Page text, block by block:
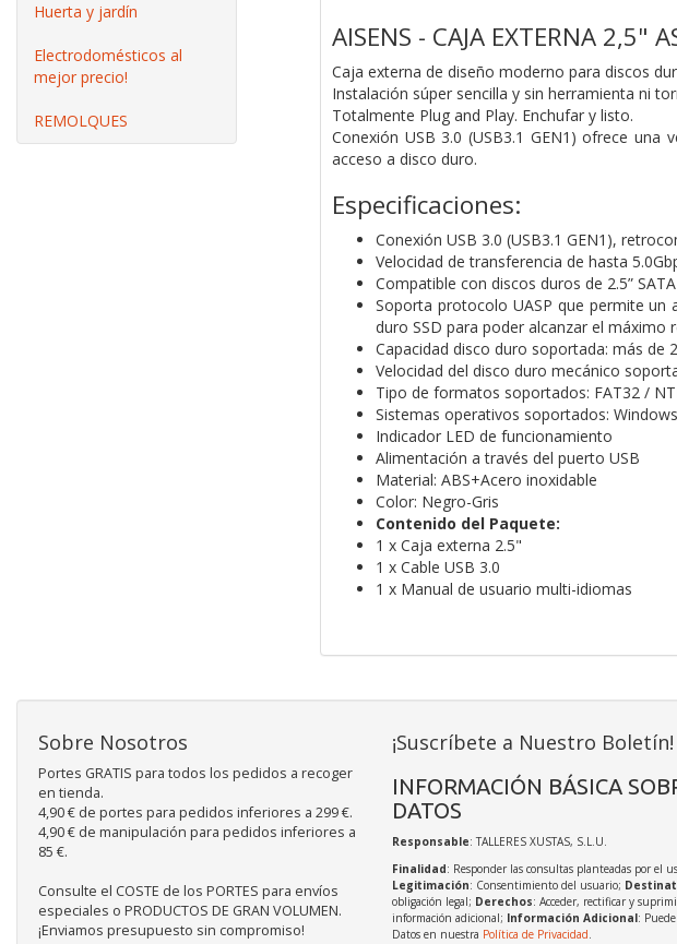
Huerta y jardín
Electrodomésticos al
mejor precio!
REMOLQUES
AISENS - CAJA EXTERNA 2,5"
Caja externa de diseño moderno para discos
Instalación súper sencilla y sin herramienta ni
Totalmente Plug and Play. Enchufar y listo.
Conexión USB 3.0 (USB3.1 GEN1) ofrece
acceso a disco duro.
Especificaciones:
Conexión USB 3.0 (USB3.1 GEN1),
Velocidad de transferencia de hasta
Compatible con discos duros de 2.5”
Soporta protocolo UASP que permite un
duro SSD para poder alcanzar el máximo
Capacidad disco duro soportada: más de
Velocidad del disco duro mecánico
Tipo de formatos soportados: FAT32 /
Sistemas operativos soportados:
Indicador LED de funcionamiento
Alimentación a través del puerto USB
Material: ABS+Acero inoxidable
Color: Negro-Gris
Contenido del Paquete:
1 x Caja externa 2.5"
1 x Cable USB 3.0
1 x Manual de usuario multi-idiomas
Sobre Nosotros
Portes GRATIS para todos los pedidos a recoger
en tienda.
4,90 € de portes para pedidos inferiores a 299 €.
4,90 € de manipulación para pedidos inferiores a
85 €.
Consulte el COSTE de los PORTES para envíos
especiales o PRODUCTOS DE GRAN VOLUMEN.
¡Enviamos presupuesto sin compromiso!
¡Suscríbete a Nuestro Boletín!
INFORMACIÓN BÁSICA
DATOS
Responsable: TALLERES XUSTAS, S.L.U.
Finalidad: Responder las consultas planteadas por el
Legitimación: Consentimiento del usuario;
obligación legal; Derechos: Acceder, rectificar y
información adicional; Información Adicional:
Datos en nuestra Política de Privacidad.